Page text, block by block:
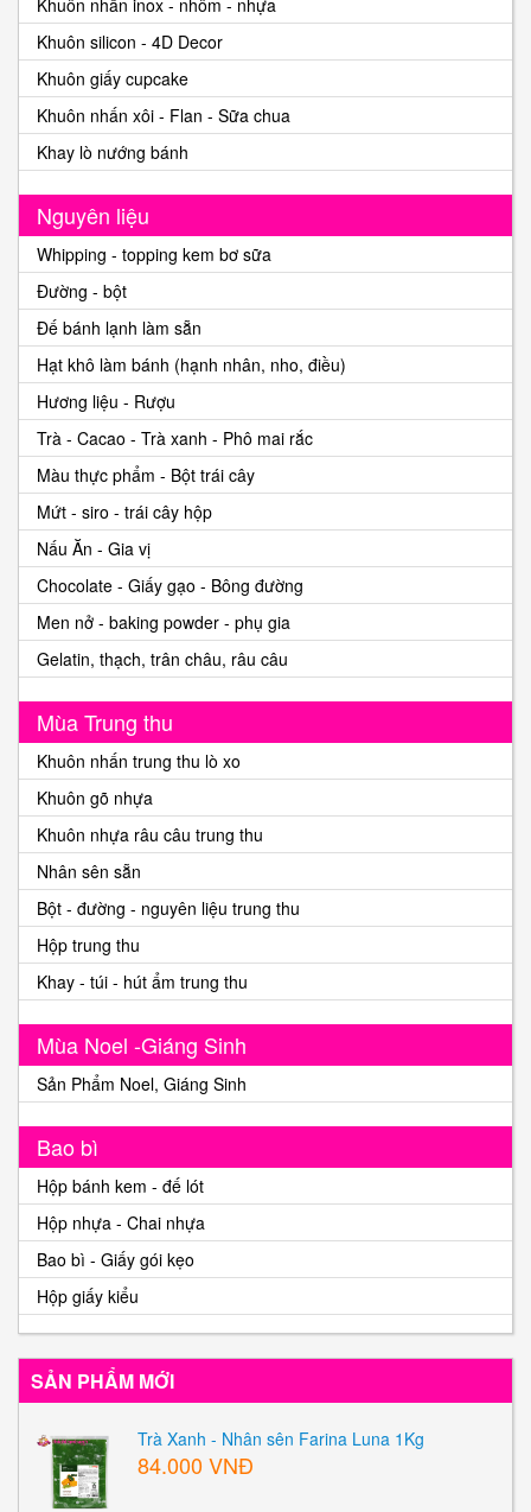
Khuôn silicon - 4D Decor
Khuôn giấy cupcake
Khuôn nhấn xôi - Flan - Sữa chua
Khay lò nướng bánh
Nguyên liệu
Whipping - topping kem bơ sữa
Đường - bột
Đế bánh lạnh làm sẵn
Hạt khô làm bánh (hạnh nhân, nho, điều)
Hương liệu - Rượu
Trà - Cacao - Trà xanh - Phô mai rắc
Màu thực phẩm - Bột trái cây
Mứt - siro - trái cây hộp
Nấu Ăn - Gia vị
Chocolate - Giấy gạo - Bông đường
Men nở - baking powder - phụ gia
Gelatin, thạch, trân châu, râu câu
Mùa Trung thu
Khuôn nhấn trung thu lò xo
Khuôn gõ nhựa
Khuôn nhựa râu câu trung thu
Nhân sên sẵn
Bột - đường - nguyên liệu trung thu
Hộp trung thu
Khay - túi - hút ẩm trung thu
Mùa Noel -Giáng Sinh
Sản Phẩm Noel, Giáng Sinh
Bao bì
Hộp bánh kem - đế lót
Hộp nhựa - Chai nhựa
Bao bì - Giấy gói kẹo
Hộp giấy kiểu
SẢN PHẨM MỚI
Trà Xanh - Nhân sên Farina Luna 1Kg
84.000 VNĐ